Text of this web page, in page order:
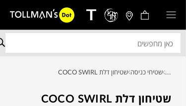
... שטיחי כניסה שטיחון דלת COCO SWIRL
שטיחון דלת COCO SWIRL